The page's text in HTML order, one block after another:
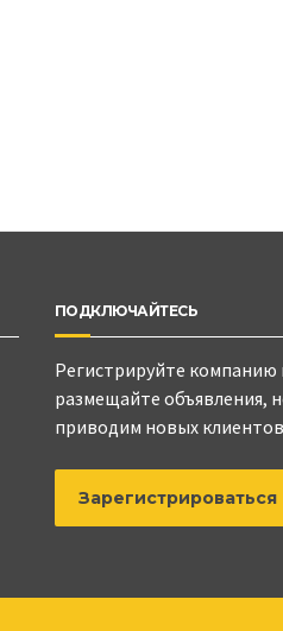
ПОДКЛЮЧАЙТЕСЬ
Регистрируйте компанию
размещайте объявления,
приводим новых
Зарегистрироваться